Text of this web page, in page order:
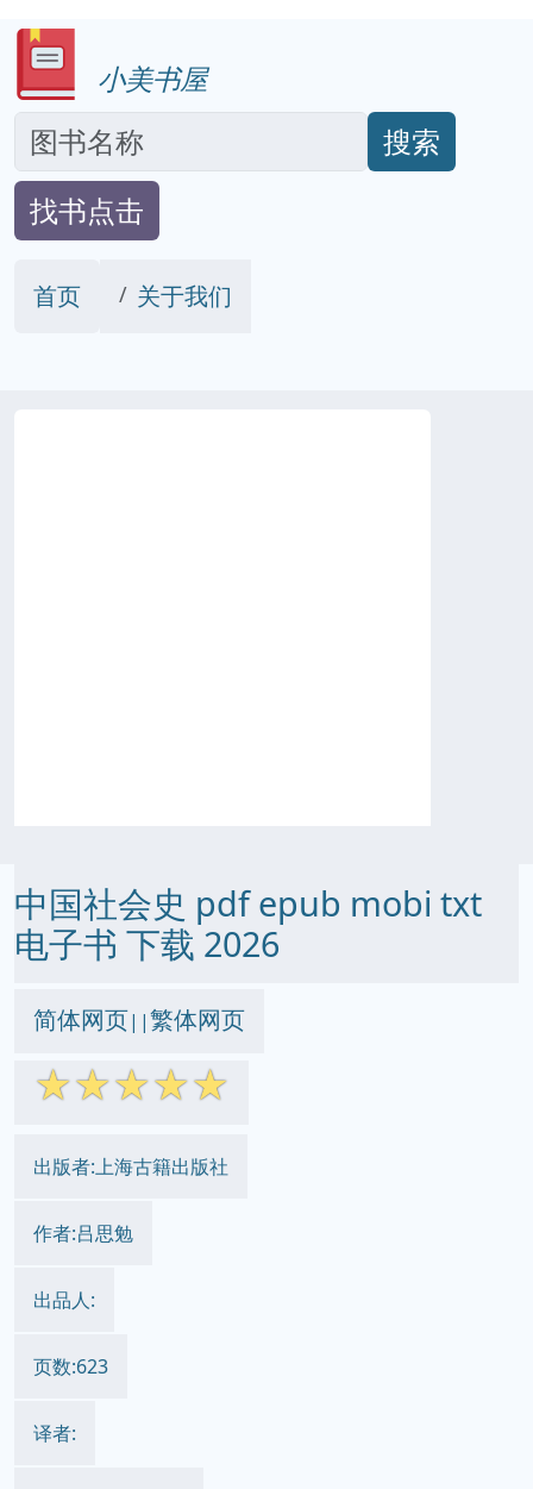
小美书屋
搜索
找书点击
首页 关于我们
中国社会史 pdf epub mobi txt
电子书 下载 2026
简体网页||繁体网页
☆☆☆☆☆
出版者:上海古籍出版社
作者:吕思勉
出品人:
页数:623
译者: